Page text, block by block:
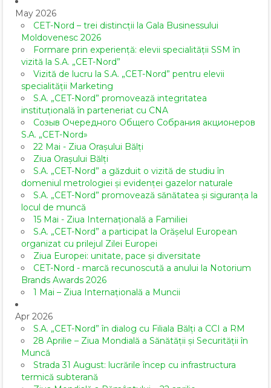
May 2026
CET-Nord – trei distincții la Gala Businessului
Moldovenesc 2026
Formare prin experiență: elevii specialității SSM în
vizită la S.A. „CET-Nord”
Vizită de lucru la S.A. „CET-Nord” pentru elevii
specialității Marketing
S.A. „CET-Nord” promovează integritatea
instituțională în parteneriat cu CNA
Созыв Очередного Общего Собрания акционеров
S.A. „CET-Nord»
22 Mai - Ziua Orașului Bălți
Ziua Orașului Bălți
S.A. „CET-Nord” a găzduit o vizită de studiu în
domeniul metrologiei și evidenței gazelor naturale
S.A. „CET-Nord” promovează sănătatea și siguranța la
locul de muncă
15 Mai - Ziua Internațională a Familiei
S.A. „CET-Nord” a participat la Orășelul European
organizat cu prilejul Zilei Europei
Ziua Europei: unitate, pace și diversitate
CET-Nord - marcă recunoscută a anului la Notorium
Brands Awards 2026
1 Mai – Ziua Internațională a Muncii
Apr 2026
S.A. „CET-Nord” în dialog cu Filiala Bălți a CCI a RM
28 Aprilie – Ziua Mondială a Sănătății și Securității în
Muncă
Strada 31 August: lucrările încep cu infrastructura
termică subterană